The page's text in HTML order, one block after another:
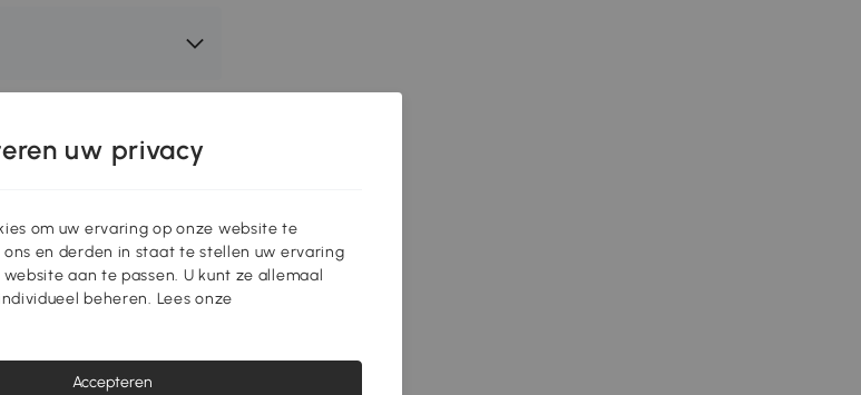
uw privacy
om uw ervaring op onze website te
en derden in staat te stellen uw ervaring
aan te passen. U kunt ze allemaal
beheren. Lees onze
Accepteren